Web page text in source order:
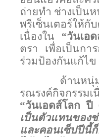
ถ่ายทำ ช่างเป็น
พรีเซ็นเตอร์ให้กั
เนื่องใน “วันเอ
ตรา เพื่อเป็นกา
ร่วมป้องกันแก้ไ
ด้านหนุ่
รณรงค์กิจกรรมเ
“วันเอดส์โลก ปี
เป็นตัวแทนของ
และคอนเซ็ปปีนี้ก็